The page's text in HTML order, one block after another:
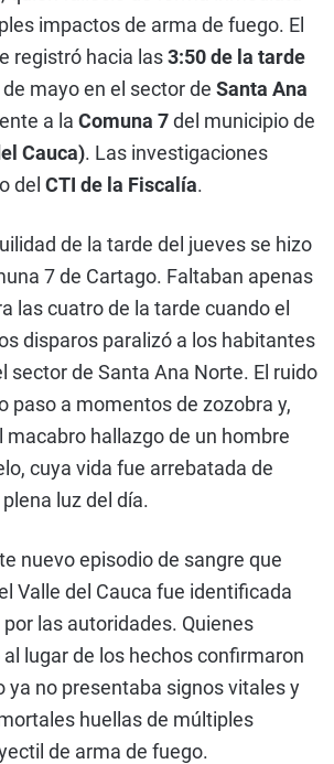
impactos de arma de fuego. El
registró hacia las3:50 de la tarde
mayo en el sector de Santa Ana
a la Comuna 7del municipio de
Cauca). Las investigaciones
del CTI de la Fiscalía.
de la tarde del jueves se hizo
7 de Cartago. Faltaban apenas
las cuatro de la tarde cuando el
disparos paralizó a los habitantes
sector de Santa Ana Norte. El ruido
paso a momentos de zozobra y,
macabro hallazgo de un hombre
cuya vida fue arrebatada de
luz del día.
nuevo episodio de sangre que
Valle del Cauca fue identificada
las autoridades. Quienes
lugar de los hechos confirmaron
ya no presentaba signos vitales y
huellas de múltiples
de arma de fuego.